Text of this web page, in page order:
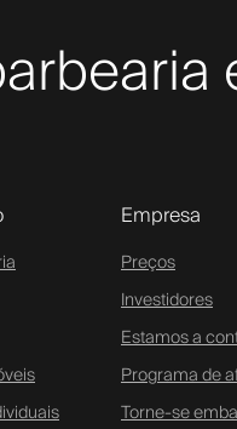
Empresa
Preços
Investidores
Estamos a
Programa de
Torne-se